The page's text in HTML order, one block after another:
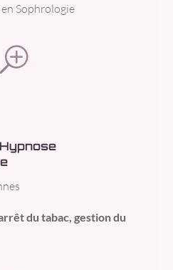
Sophrologie
T
du tabac, gestion du